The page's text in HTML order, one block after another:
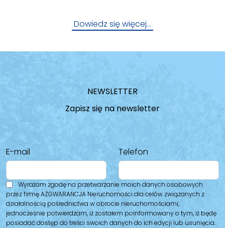
Dowiedz się więcej…
NEWSLETTER
Zapisz się na newsletter
E-mail Telefon
Wyrażam zgodę na przetwarzanie moich danych osobowych
przez firmę AZGWARANCJA Nieruchomości dla celów związanych z
działalnością pośrednictwa w obrocie nieruchomościami,
jednocześnie potwierdzam, iż zostałem poinformowany o tym, iż będę
posiadać dostęp do treści swoich danych do ich edycji lub usunięcia.